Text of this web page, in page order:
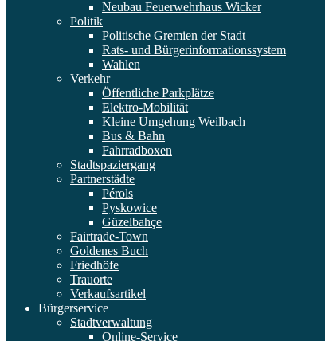
Neubau Feuerwehrhaus Wicker
Politik
Politische Gremien der Stadt
Rats- und Bürgerinformationssystem
Wahlen
Verkehr
Öffentliche Parkplätze
Elektro-Mobilität
Kleine Umgehung Weilbach
Bus & Bahn
Fahrradboxen
Stadtspaziergang
Partnerstädte
Pérols
Pyskowice
Güzelbahçe
Fairtrade-Town
Goldenes Buch
Friedhöfe
Trauorte
Verkaufsartikel
Bürgerservice
Stadtverwaltung
Online-Service